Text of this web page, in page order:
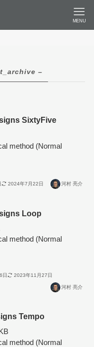
MENU
–
SixtyFive
method (Normal
2024年7月22日 河村 亮介
Loop
method (Normal
日 2023年11月27日
河村 亮介
Tempo
method (Normal